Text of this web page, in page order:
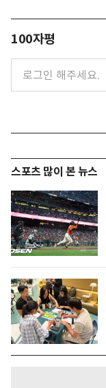
100자평
스포츠 많이 본 뉴스